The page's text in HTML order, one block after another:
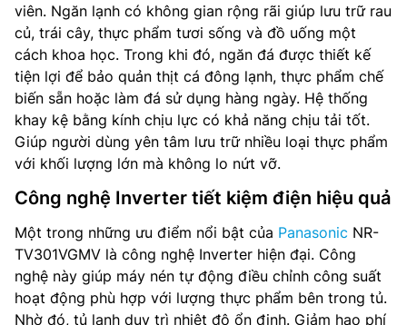
viên. Ngăn lạnh có không gian rộng rãi giúp lưu trữ rau
củ, trái cây, thực phẩm tươi sống và đồ uống một
cách khoa học. Trong khi đó, ngăn đá được thiết kế
tiện lợi để bảo quản thịt cá đông lạnh, thực phẩm chế
biến sẵn hoặc làm đá sử dụng hàng ngày. Hệ thống
khay kệ bằng kính chịu lực có khả năng chịu tải tốt.
Giúp người dùng yên tâm lưu trữ nhiều loại thực phẩm
với khối lượng lớn mà không lo nứt vỡ.
Công nghệ Inverter tiết kiệm điện hiệu quả
Một trong những ưu điểm nổi bật của Panasonic NR-
TV301VGMV là công nghệ Inverter hiện đại. Công
nghệ này giúp máy nén tự động điều chỉnh công suất
hoạt động phù hợp với lượng thực phẩm bên trong tủ.
Nhờ đó, tủ lạnh duy trì nhiệt độ ổn định. Giảm hao phí